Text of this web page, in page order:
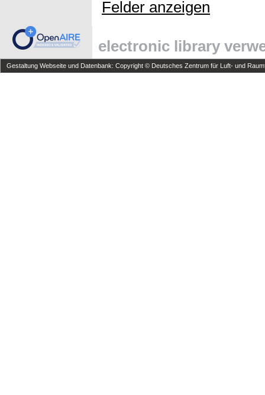
Felder anzeigen
electronic library
Gestaltung Webseite und Datenbank: Copyright © Deutsches Zentrum für Luft- und